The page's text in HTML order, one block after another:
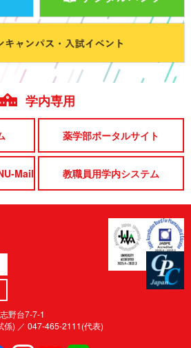
学内専用
薬学部ポータルサイト
Mail 教職員用学内システム
野台7-7-1
係) ／ 047-465-2111(代表)